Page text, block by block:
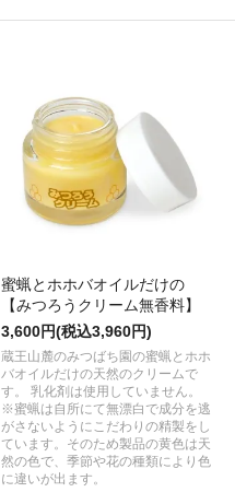
蜜蝋とホホバオイルだけの
【みつろうクリーム無香料】
3,600円(税込3,960円)
蔵王山麓のみつばち園の蜜蝋とホホ
バオイルだけの天然のクリームで
す。 乳化剤は使用していません。
※蜜蝋は自所にて無漂白で成分を逃
がさないようにこだわりの精製をし
ています。そのため製品の黄色は天
然の色で、季節や花の種類により色
に違いが出ます。